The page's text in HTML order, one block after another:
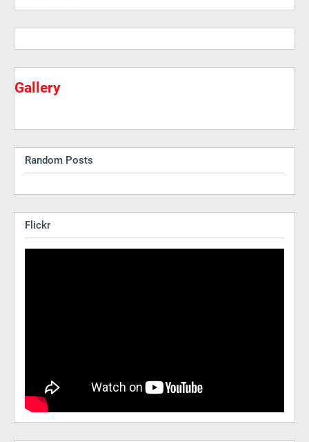
Gallery
Random Posts
Flickr